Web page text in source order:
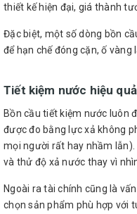
thiết kế hiện đại, giá thành
Đặc biệt, một số dòng bồn
để hạn chế đóng cặn, ố vàng
Tiết kiệm nước hiệu quả
Bồn cầu tiết kiệm nước luôn
được đo bằng lực xả không
mọi người rất hay nhầm
và thử độ xả nước thay vì
Ngoài ra tài chính cũng là
chọn sản phẩm phù hợp với